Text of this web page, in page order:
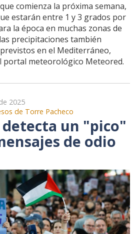
comienza la próxima semana,
estarán entre 1 y 3 grados por
la época en muchas zonas de
precipitaciones también
en el Mediterráneo,
portal meteorológico Meteored.
2025
de Torre Pacheco
detecta un "pico"
de odio